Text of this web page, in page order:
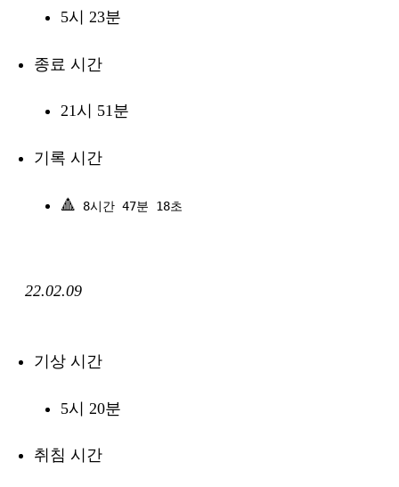
5시 23분
종료 시간
21시 51분
기록 시간
🔺 8시간 47분 18초
22.02.09
기상 시간
5시 20분
취침 시간